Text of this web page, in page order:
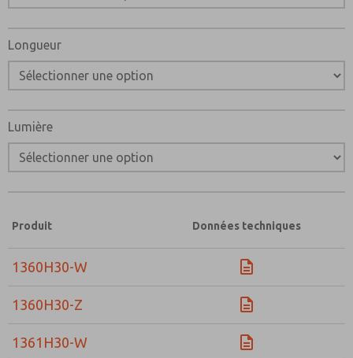
Longueur
Lumière
Produit Données techniques
1360H30-W
1360H30-Z
1361H30-W
Méthode de contact préférée
E-Mail
Téléphone
Veuillez m'envoyer des mises à jour périodiques sur les
capacités des produits, et plus encore.
fournis seront collectées et stockées électroniquement.
utilisées que strictement pour le traitement et la
soumettant le formulaire de contact, j'accepte le